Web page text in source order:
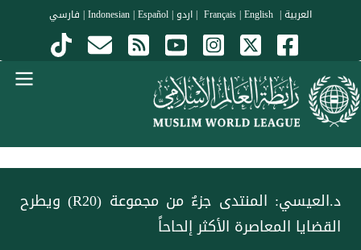
تجاوز إلى المحتوى الرئيسي
العربية|
|English
| اردو|
Indonesian |Español
| فارسي
د.العيسي: المنتدى جزءٌ من مجموعة (R20) ويطرح
القضايا المعاصرة الأكثر إلحاحاً